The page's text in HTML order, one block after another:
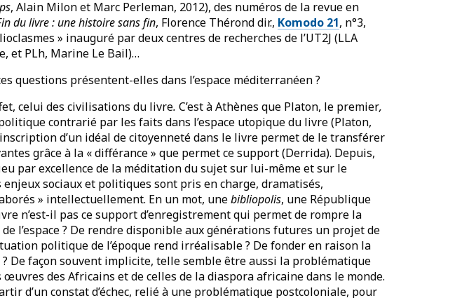
, Alain Milon et Marc Perleman, 2012), des numéros de la revue en
du livre : une histoire sans fin, Florence Thérond dir., Komodo 21, n°3,
» inauguré par deux centres de recherches de l’UT2J (LLA
et PLh, Marine Le Bail)…
questions présentent-elles dans l’espace méditerranéen ?
celui des civilisations du livre. C’est à Athènes que Platon, le premier,
contrarié par les faits dans l’espace utopique du livre (Platon,
d’un idéal de citoyenneté dans le livre permet de le transférer
grâce à la « différance » que permet ce support (Derrida). Depuis,
par excellence de la méditation du sujet sur lui-même et sur le
enjeux sociaux et politiques sont pris en charge, dramatisés,
» intellectuellement. En un mot, unebibliopolis, une République
n’est-il pas ce support d’enregistrement qui permet de rompre la
l’espace ? De rendre disponible aux générations futures un projet de
politique de l’époque rend irréalisable ? De fonder en raison la
De façon souvent implicite, telle semble être aussi la problématique
des Africains et de celles de la diaspora africaine dans le monde.
d’un constat d’échec, relié à une problématique postcoloniale, pour